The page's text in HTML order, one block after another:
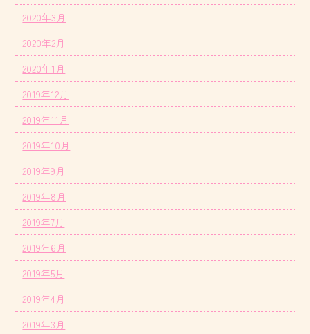
2020年3月
2020年2月
2020年1月
2019年12月
2019年11月
2019年10月
2019年9月
2019年8月
2019年7月
2019年6月
2019年5月
2019年4月
2019年3月